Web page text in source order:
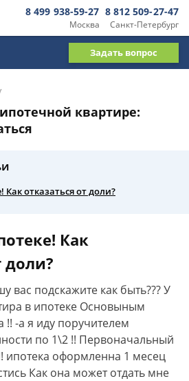
Москва
8 499 938-59-27
Санкт-Петербург
8 812 509-27-47
Задать вопрос
квартире:
Как отказаться от доли?
Как
доли?
вас подскажите как быть??? У
в ипотеке Основыным
-а я иду поручителем
по 1\2 !! Первоначальный
ипотека оформленна 1 месец
Как она может отдать мне